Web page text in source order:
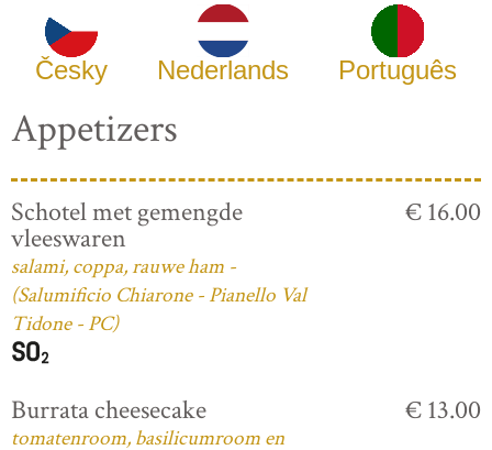
Česky Nederlands Português
Appetizers
Schotel met gemengde
vleeswaren
salami, coppa, rauwe ham -
(Salumificio Chiarone - Pianello Val
Tidone - PC)
€ 16.00
Burrata cheesecake
tomatenroom, basilicumroom en
€ 13.00